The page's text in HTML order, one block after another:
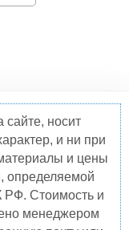
носит
и ни при
и цены
определяемой
РФ. Стоимость и
менеджером